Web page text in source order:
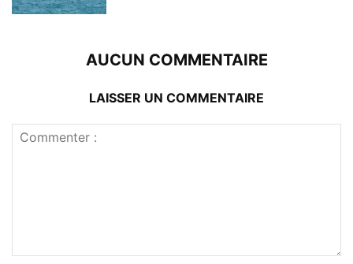
AUCUN COMMENTAIRE
LAISSER UN COMMENTAIRE